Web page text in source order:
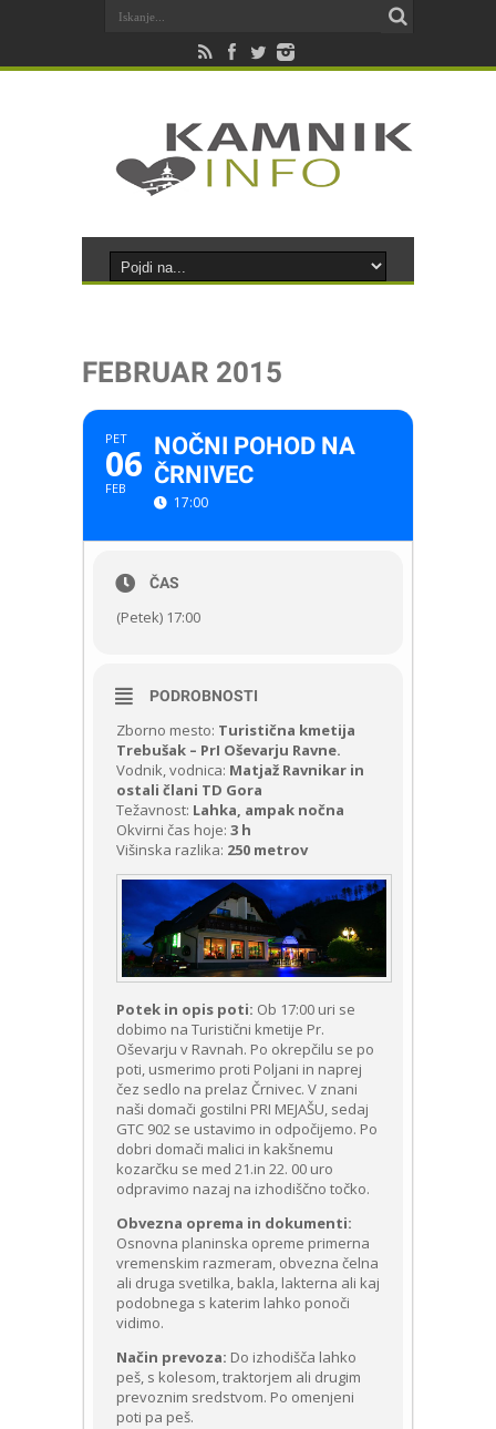
FEBRUAR 2015
PET
06
FEB
NOČNI POHOD NA
ČRNIVEC
17:00
ČAS
(Petek) 17:00
PODROBNOSTI
Zborno mesto: Turistična kmetija
Trebušak – PrI Oševarju Ravne.
Vodnik, vodnica: Matjaž Ravnikar in
ostali člani TD Gora
Težavnost: Lahka, ampak nočna
Okvirni čas hoje: 3 h
Višinska razlika: 250 metrov
Potek in opis poti: Ob 17:00 uri se
dobimo na Turistični kmetije Pr.
Oševarju v Ravnah. Po okrepčilu se po
poti, usmerimo proti Poljani in naprej
čez sedlo na prelaz Črnivec. V znani
naši domači gostilni PRI MEJAŠU, sedaj
GTC 902 se ustavimo in odpočijemo. Po
dobri domači malici in kakšnemu
kozarčku se med 21.in 22. 00 uro
odpravimo nazaj na izhodiščno točko.
Obvezna oprema in dokumenti:
Osnovna planinska opreme primerna
vremenskim razmeram, obvezna čelna
ali druga svetilka, bakla, lakterna ali kaj
podobnega s katerim lahko ponoči
vidimo.
Način prevoza: Do izhodišča lahko
peš, s kolesom, traktorjem ali drugim
prevoznim sredstvom. Po omenjeni
poti pa peš.